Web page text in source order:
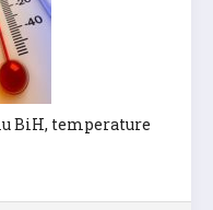
BiH, temperature